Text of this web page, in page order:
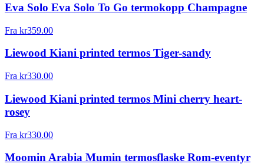
Eva Solo Eva Solo To Go termokopp Champagne
Fra kr359.00
Liewood Kiani printed termos Tiger-sandy
Fra kr330.00
Liewood Kiani printed termos Mini cherry heart-
rosey
Fra kr330.00
Moomin Arabia Mumin termosflaske Rom-eventyr